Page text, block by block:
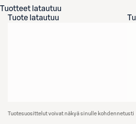
Tuotteet latautuu
Tuote latautuu
Tuotesuosittelut voivat näkyä sinulle kohdennetusti